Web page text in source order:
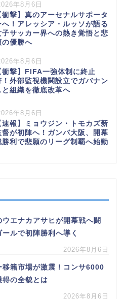
年8月6日
衝撃】真のアーセナルサポータ
へ！アレッシア・ルッソが語る
子サッカー界への熱き覚悟と悲
の優勝へ
年8月6日
衝撃】FIFA一強体制に終止
！外部監視機関設立でガバナン
と組織を徹底改革へ
年8月6日
速報】ミョウジン・トモカズ新
督が初陣へ！ガンバ大阪、開幕
勝利で悲願のリーグ制覇へ始動
ウエナカアサヒが開幕戦へ闘
ルで初陣勝利へ導く
2026年8月6日
移籍市場が激震！コンサ6000
得の全貌とは
2026年8月6日